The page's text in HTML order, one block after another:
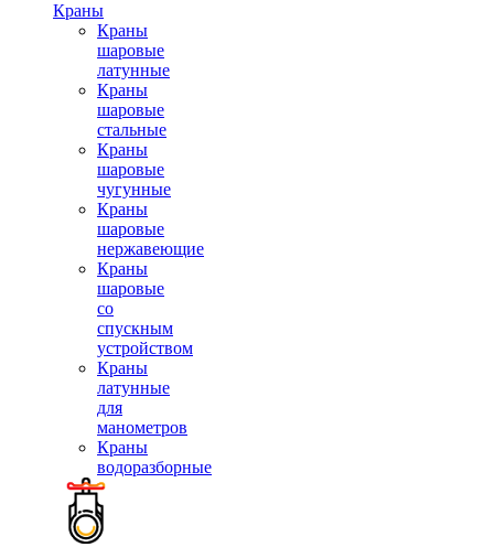
Краны
Краны
шаровые
латунные
Краны
шаровые
стальные
Краны
шаровые
чугунные
Краны
шаровые
нержавеющие
Краны
шаровые
со
спускным
устройством
Краны
латунные
для
манометров
Краны
водоразборные